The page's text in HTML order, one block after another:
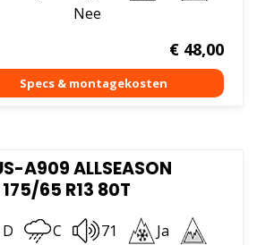
Nee
€48,00
A909 ALLSEASON
175/65 R13 80T
D C 71
Ja